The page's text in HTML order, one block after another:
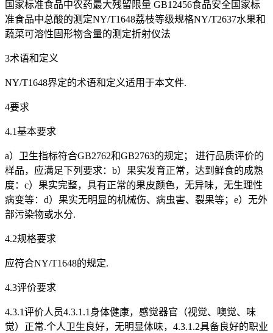
国家标准食品中农药最大残留限量 GB12456食品安全国家标
准食品中总酸的测定NY/T1648荔枝等级规格NY/T2637水果和
蔬菜可溶性固形物含量的测定折射仪法
3术语和定义
NY/T1648界定的术语和定义适用于本文件.
4要求
4.1基本要求
a）卫生指标符合GB2762和GB2763的规定； 进行品质评价的
样品，应满足下列要求：b）果实发育正常，达到鲜食的成熟
度：c）果实完整，具有正常的果皮颜色，无异味，无生理性
病变等：d）果实无明显的机械伤、病虫害、裂果等；e）无外
部污染物或水分.
4.2规格要求
应符合NY/T1648的规定.
4.3评价要求
4.3.1评价人员4.3.1.1身体健康，感觉器官（视觉、噢觉、味
觉）正常.个人卫生良好，无明显体味，4.3.1.2具备良好的职业